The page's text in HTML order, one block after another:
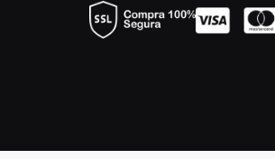
Terrapura
The London N°1
The Talisman
Villa Cardea